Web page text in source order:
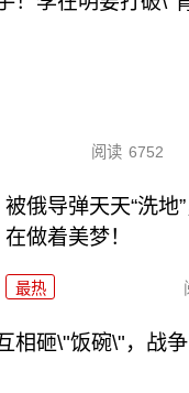
阅读 6752
被俄导弹天天“洗地
在做着美梦！
最热
相砸\"饭碗\"，战